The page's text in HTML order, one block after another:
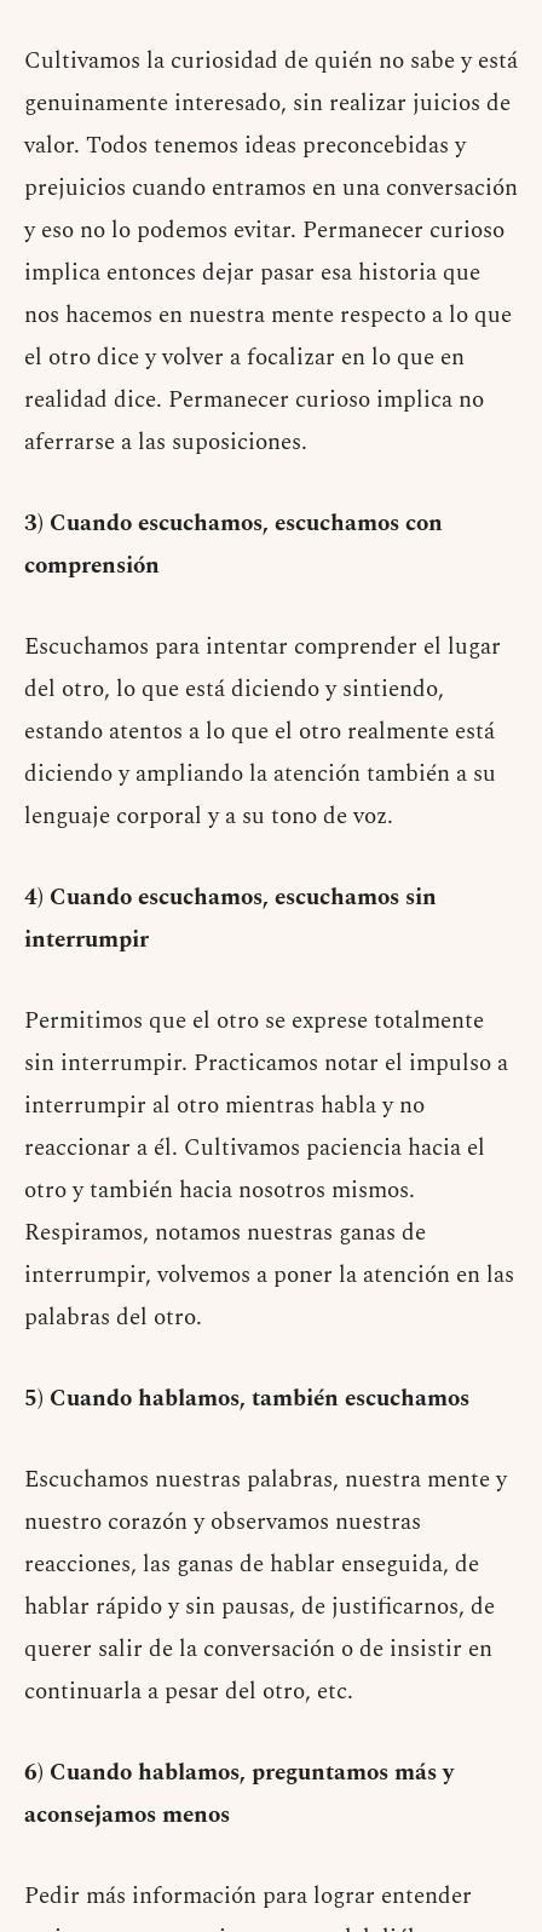
Cultivamos la curiosidad de quién no sabe y está
genuinamente interesado, sin realizar juicios de
valor. Todos tenemos ideas preconcebidas y
prejuicios cuando entramos en una conversación
y eso no lo podemos evitar. Permanecer curioso
implica entonces dejar pasar esa historia que
nos hacemos en nuestra mente respecto a lo que
el otro dice y volver a focalizar en lo que en
realidad dice. Permanecer curioso implica no
aferrarse a las suposiciones.
3) Cuando escuchamos, escuchamos con
comprensión
Escuchamos para intentar comprender el lugar
del otro, lo que está diciendo y sintiendo,
estando atentos a lo que el otro realmente está
diciendo y ampliando la atención también a su
lenguaje corporal y a su tono de voz.
4) Cuando escuchamos, escuchamos sin
interrumpir
Permitimos que el otro se exprese totalmente
sin interrumpir. Practicamos notar el impulso a
interrumpir al otro mientras habla y no
reaccionar a él. Cultivamos paciencia hacia el
otro y también hacia nosotros mismos.
Respiramos, notamos nuestras ganas de
interrumpir, volvemos a poner la atención en las
palabras del otro.
5) Cuando hablamos, también escuchamos
Escuchamos nuestras palabras, nuestra mente y
nuestro corazón y observamos nuestras
reacciones, las ganas de hablar enseguida, de
hablar rápido y sin pausas, de justificarnos, de
querer salir de la conversación o de insistir en
continuarla a pesar del otro, etc.
6) Cuando hablamos, preguntamos más y
aconsejamos menos
Pedir más información para lograr entender